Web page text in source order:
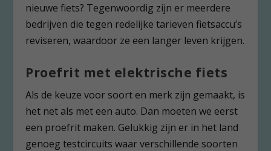
nieuwe fiets? Tegenwoordig zijn er meerdere
bedrijven die tegen redelijke tarieven fietsaccu’s
reviseren, waardoor ze een langer leven krijgen.
Proefrit met elektrische fiets
Als de keuze voor soort en merk zijn gemaakt, is
het net als met een auto. Dan moeten we eerst
een proefrit maken. Gelukkig zijn er in het land
genoeg testcircuits waar verschillende soorten